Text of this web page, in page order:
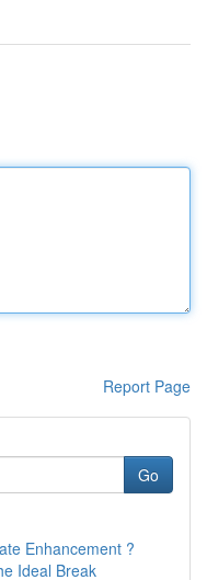
Report Page
Go
Enhancement ?
Ideal Break